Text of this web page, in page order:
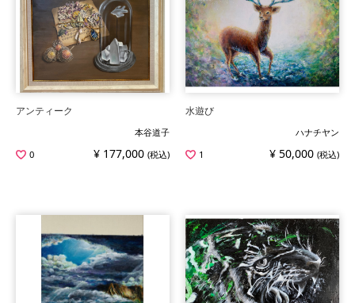
アンティーク
本谷道子
0
¥ 177,000 (税込)
水遊び
ハナチヤン
1
¥ 50,000 (税込)